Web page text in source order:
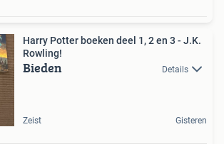
Harry Potter boeken deel 1, 2 en 3 - J.K.
Rowling!
Bieden Details
Zeist Gisteren